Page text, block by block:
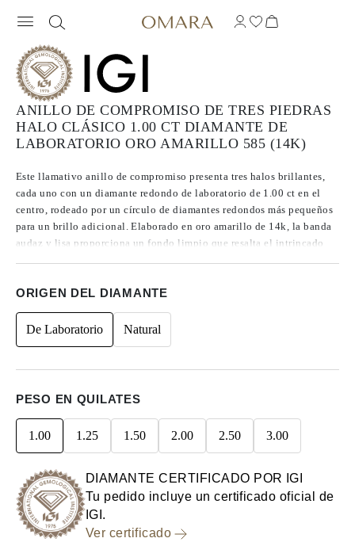
ANILLO DE COMPROMISO DE TRES PIEDRAS
HALO CLÁSICO 1.00 CT DIAMANTE DE
LABORATORIO ORO AMARILLO 585 (14K)
Este llamativo anillo de compromiso presenta tres halos brillantes,
cada uno con un diamante redondo de laboratorio de 1.00 ct en el
centro, rodeado por un círculo de diamantes redondos más pequeños
para un brillo adicional. Elaborado en oro amarillo de 14k, la banda
audaz y lisa proporciona un fondo limpio que resalta el intrincado
para siempre.
ORIGEN DEL DIAMANTE
De Laboratorio Natural
PESO EN QUILATES
1.00 1.25 1.50 2.00 2.50 3.00
DIAMANTE CERTIFICADO POR IGI
Tu pedido incluye un certificado oficial de
IGI.
Ver certificado